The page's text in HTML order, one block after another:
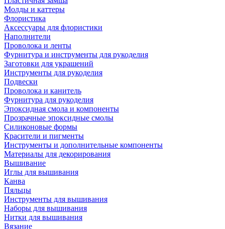
Молды и каттеры
Флористика
Аксессуары для флористики
Наполнители
Проволока и ленты
Фурнитура и инструменты для рукоделия
Заготовки для украшений
Инструменты для рукоделия
Подвески
Проволока и канитель
Фурнитура для рукоделия
Эпоксидная смола и компоненты
Прозрачные эпоксидные смолы
Силиконовые формы
Красители и пигменты
Инструменты и дополнительные компоненты
Материалы для декорирования
Вышивание
Иглы для вышивания
Канва
Пяльцы
Инструменты для вышивания
Наборы для вышивания
Нитки для вышивания
Вязание